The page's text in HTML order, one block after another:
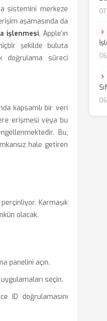
sistemini merkeze
aşamasında da
işlenmesi, Apple’ın
şekilde buluta
doğrulama süreci
kapsamlı bir veri
erişmesi veya bu
Bu,
hale getiren
Karmaşık
olacak.
panelini açın.
seçin.
ID doğrulamasını